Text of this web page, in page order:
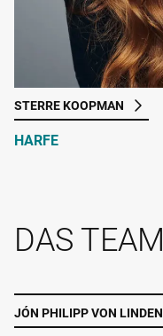
STERRE KOOPMAN
HARFE
DAS TEAM
JÓN PHILIPP VON LINDEN